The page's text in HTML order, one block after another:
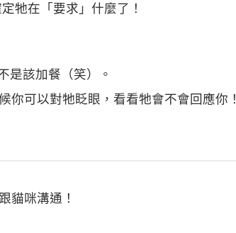
牠在「要求」什麼了！
是該加餐（笑）。
可以對牠眨眼，看看牠會不會回應你！
貓咪溝通！